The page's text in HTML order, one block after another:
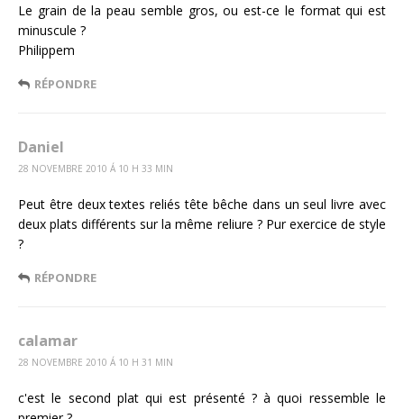
Le grain de la peau semble gros, ou est-ce le format qui est
minuscule ?
Philippem
RÉPONDRE
Daniel
28 NOVEMBRE 2010 Á 10 H 33 MIN
Peut être deux textes reliés tête bêche dans un seul livre avec
deux plats différents sur la même reliure ? Pur exercice de style
?
RÉPONDRE
calamar
28 NOVEMBRE 2010 Á 10 H 31 MIN
c'est le second plat qui est présenté ? à quoi ressemble le